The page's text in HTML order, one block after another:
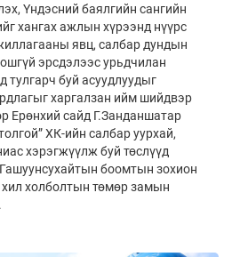
Үндэсний баялгийн сангийн
хангах ажлын хүрээнд нүүрс
явц, салбар дундын
эрсдэлээс урьдчилан
тулгарч буй асуудлуудыг
харгалзан ийм шийдвэр
Ерөнхий сайд Г.Занданшатар
ХК-ийн салбар уурхай,
хэрэгжүүлж буй төслүүд
боомтын зохион
хил холболтын төмөр замын